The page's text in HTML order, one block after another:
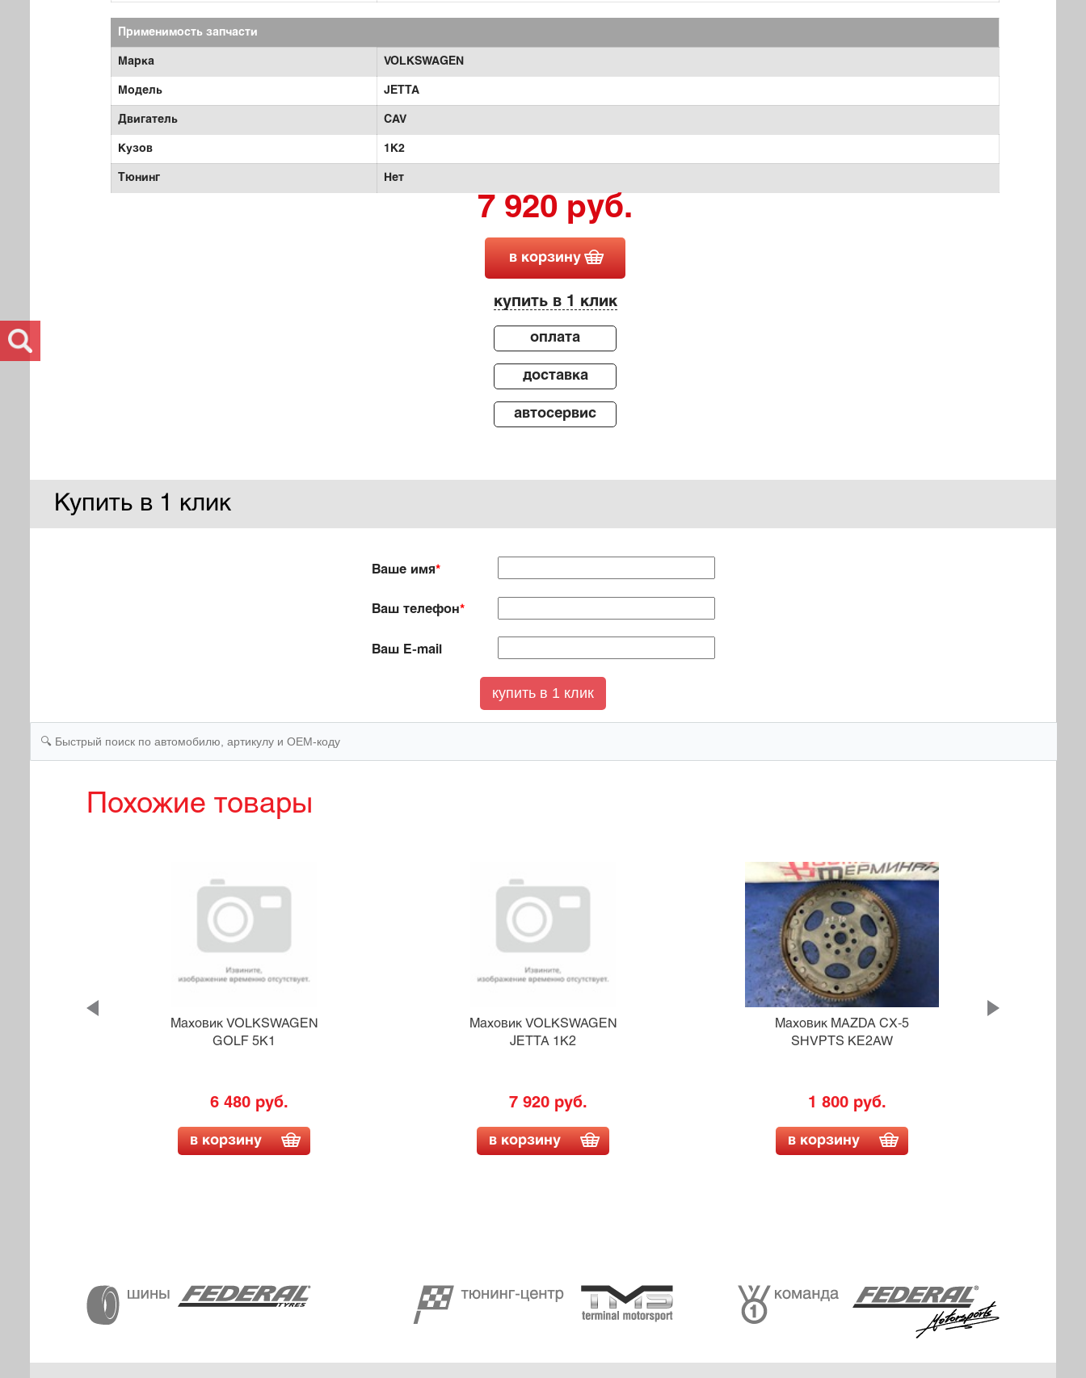
Применимость запчасти
Марка VOLKSWAGEN
Модель JETTA
Двигатель CAV
Кузов 1K2
Тюнинг Нет
7 920 руб.
в корзину
купить в 1 клик
оплата
доставка
автосервис
Купить в 1 клик
Ваше имя*
Ваш телефон*
Ваш E-mail
Похожие товары
Маховик VOLKSWAGEN
GOLF 5K1
6 480 руб.
в корзину
Маховик VOLKSWAGEN
JETTA 1K2
7 920 руб.
в корзину
Маховик MAZDA CX-5
SHVPTS KE2AW
1 800 руб.
в корзину